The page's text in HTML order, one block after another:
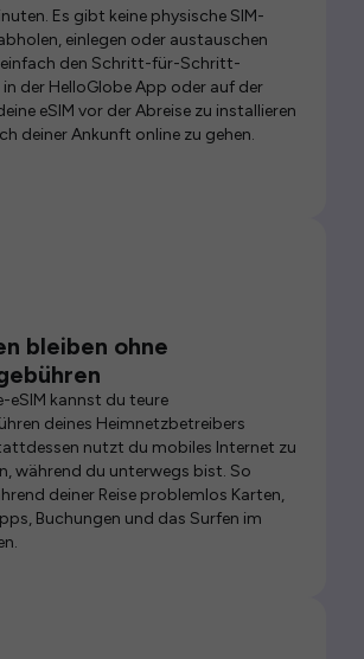
Es gibt keine physische SIM-
einlegen oder austauschen
einfach den Schritt-für-Schritt-
der HelloGlobe App oder auf der
eSIM vor der Abreise zu installieren
deiner Ankunft online zu gehen.
bleiben ohne
eSIM kannst du teure
deines Heimnetzbetreibers
nutzt du mobiles Internet zu
während du unterwegs bist. So
deiner Reise problemlos Karten,
Buchungen und das Surfen im